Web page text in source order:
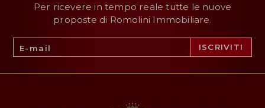
Per ricevere in tempo reale tutte le nuove
proposte di Romolini Immobiliare.